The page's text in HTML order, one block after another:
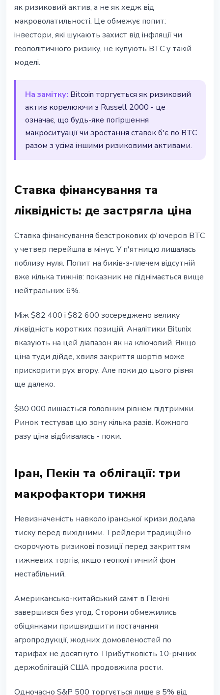
як ризиковий актив, а не як хедж від
макроволатильності. Це обмежує попит:
інвестори, які шукають захист від інфляції чи
геополітичного ризику, не купують BTC у такій
моделі.
На замітку: Bitcoin торгується як ризиковий
актив корелюючи з Russell 2000 - це
означає, що будь-яке погіршення
макроситуації чи зростання ставок б'є по BTC
разом з усіма іншими ризиковими активами.
Ставка фінансування та
ліквідність: де застрягла ціна
Ставка фінансування безстрокових ф'ючерсів BTC
у четвер перейшла в мінус. У п'ятницю лишалась
поблизу нуля. Попит на биків-з-плечем відсутній
вже кілька тижнів: показник не піднімається вище
нейтральних 6%.
Між $82 400 і $82 600 зосереджено велику
ліквідність коротких позицій. Аналітики Bitunix
вказують на цей діапазон як на ключовий. Якщо
ціна туди дійде, хвиля закриття шортів може
прискорити рух вгору. Але поки до цього рівня
ще далеко.
$80 000 лишається головним рівнем підтримки.
Ринок тестував цю зону кілька разів. Кожного
разу ціна відбивалась - поки.
Іран, Пекін та облігації: три
макрофактори тижня
Невизначеність навколо іранської кризи додала
тиску перед вихідними. Трейдери традиційно
скорочують ризикові позиції перед закриттям
тижневих торгів, якщо геополітичний фон
нестабільний.
Американсько-китайський саміт в Пекіні
завершився без угод. Сторони обмежились
обіцянками пришвидшити постачання
агропродукції, жодних домовленостей по
тарифах не досягнуто. Прибутковість 10-річних
держоблігацій США продовжила рости.
Одночасно S&P 500 торгується лише в 5% від